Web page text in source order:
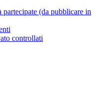
partecipate (da pubblicare in
controllati